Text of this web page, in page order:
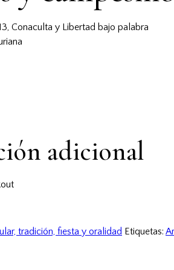
Conaculta y Libertad bajo palabra
adicional
tradición, fiesta y oralidad Etiquetas: